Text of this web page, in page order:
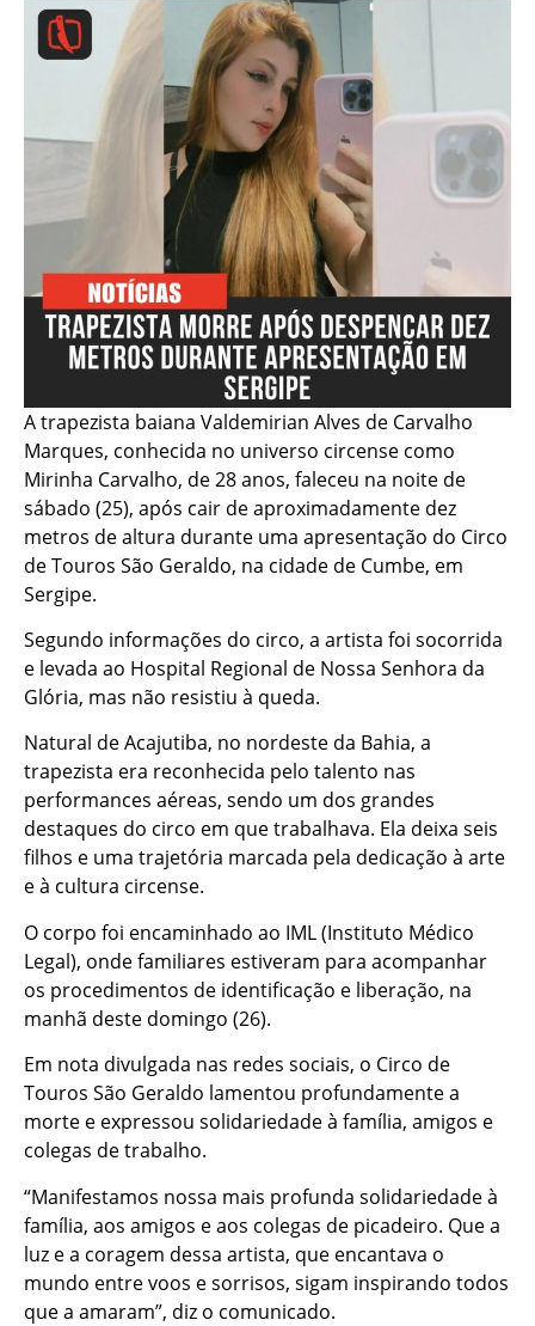
A trapezista baiana Valdemirian Alves de Carvalho
Marques, conhecida no universo circense como
Mirinha Carvalho, de 28 anos, faleceu na noite de
sábado (25), após cair de aproximadamente dez
metros de altura durante uma apresentação do Circo
de Touros São Geraldo, na cidade de Cumbe, em
Sergipe.
Segundo informações do circo, a artista foi socorrida
e levada ao Hospital Regional de Nossa Senhora da
Glória, mas não resistiu à queda.
Natural de Acajutiba, no nordeste da Bahia, a
trapezista era reconhecida pelo talento nas
performances aéreas, sendo um dos grandes
destaques do circo em que trabalhava. Ela deixa seis
filhos e uma trajetória marcada pela dedicação à arte
e à cultura circense.
O corpo foi encaminhado ao IML (Instituto Médico
Legal), onde familiares estiveram para acompanhar
os procedimentos de identificação e liberação, na
manhã deste domingo (26).
Em nota divulgada nas redes sociais, o Circo de
Touros São Geraldo lamentou profundamente a
morte e expressou solidariedade à família, amigos e
colegas de trabalho.
“Manifestamos nossa mais profunda solidariedade à
família, aos amigos e aos colegas de picadeiro. Que a
luz e a coragem dessa artista, que encantava o
mundo entre voos e sorrisos, sigam inspirando todos
que a amaram”, diz o comunicado.